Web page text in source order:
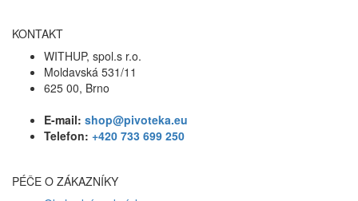
KONTAKT
WITHUP, spol.s r.o.
Moldavská 531/11
625 00, Brno
E-mail: shop@pivoteka.eu
Telefon: +420 733 699 250
PÉČE O ZÁKAZNÍKY